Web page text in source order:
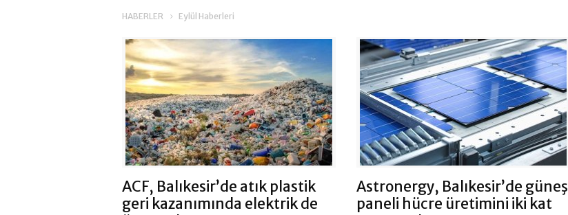
HABERLER Eylül Haberleri
ACF, Balıkesir’de atık plastik
geri kazanımında elektrik de
Astronergy, Balıkesir’de güneş
paneli hücre üretimini iki kat